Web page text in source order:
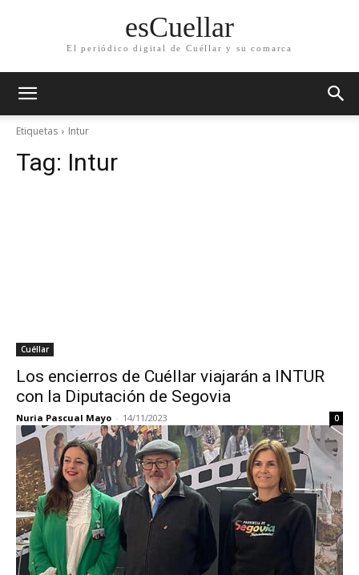
esCuellar
El periódico digital de Cuéllar y su comarca
Etiquetas Intur
Tag: Intur
Cuéllar
Los encierros de Cuéllar viajarán a INTUR
con la Diputación de Segovia
Nuria Pascual Mayo - 14/11/2023 0